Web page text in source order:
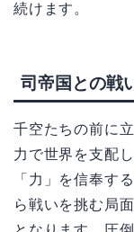
続けます。
司帝国との戦
千空たちの前に
力で世界を支配
「力」を信奉す
ら戦いを挑む局